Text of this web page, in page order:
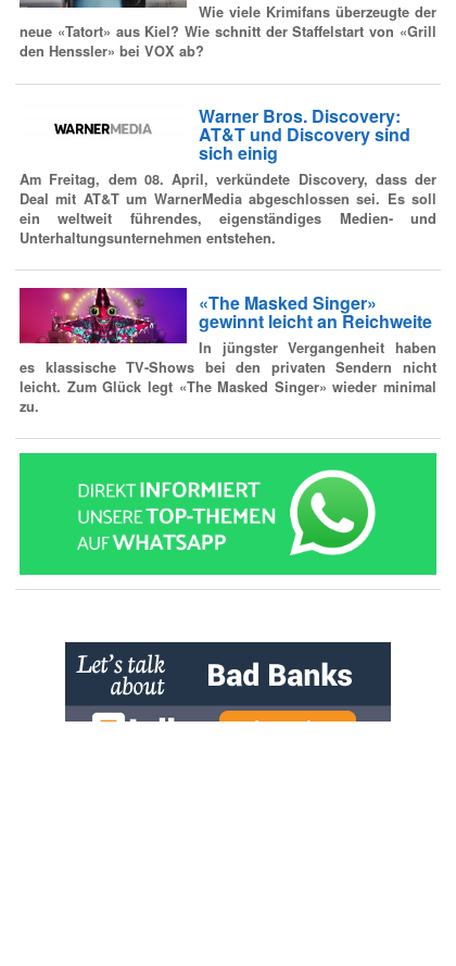
Wie viele Krimifans überzeugte der
neue «Tatort» aus Kiel? Wie schnitt der Staffelstart von «Grill
den Henssler» bei VOX ab?
Warner Bros. Discovery:
AT&T und Discovery sind
sich einig
Am Freitag, dem 08. April, verkündete Discovery, dass der
Deal mit AT&T um WarnerMedia abgeschlossen sei. Es soll
ein weltweit führendes, eigenständiges Medien- und
Unterhaltungsunternehmen entstehen.
«The Masked Singer»
gewinnt leicht an Reichweite
In jüngster Vergangenheit haben
es klassische TV-Shows bei den privaten Sendern nicht
leicht. Zum Glück legt «The Masked Singer» wieder minimal
zu.